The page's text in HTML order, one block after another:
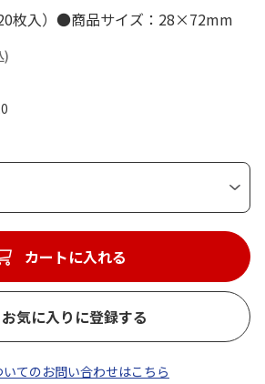
枚入）●商品サイズ：28×72mm
)
カートに入れる
お気に入りに登録する
てのお問い合わせはこちら